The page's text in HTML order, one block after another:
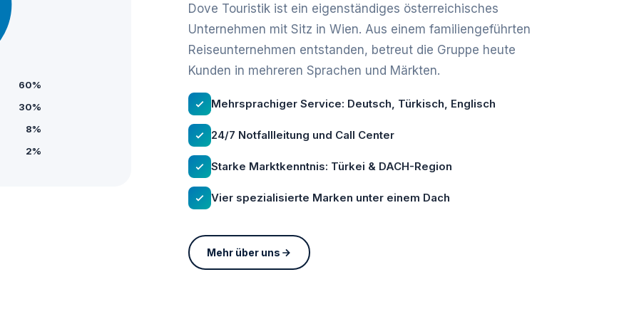
60%
30%
8%
2%
Dove Touristik ist ein eigenständiges österreichisches
Unternehmen mit Sitz in Wien. Aus einem familiengeführten
Reiseunternehmen entstanden, betreut die Gruppe heute
Kunden in mehreren Sprachen und Märkten.
Mehrsprachiger Service: Deutsch, Türkisch, Englisch
24/7 Notfallleitung und Call Center
Starke Marktkenntnis: Türkei & DACH-Region
Vier spezialisierte Marken unter einem Dach
Mehr über uns